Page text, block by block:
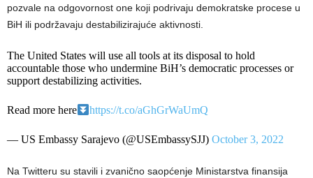
pozvale na odgovornost one koji podrivaju demokratske procese u
BiH ili podržavaju destabilizirajuće aktivnosti.
The United States will use all tools at its disposal to hold
accountable those who undermine BiH’s democratic processes or
support destabilizing activities.
Read more here https://t.co/aGhGrWaUmQ
— US Embassy Sarajevo (@USEmbassySJJ) October 3, 2022
Na Twitteru su stavili i zvanično saopćenje Ministarstva finansija